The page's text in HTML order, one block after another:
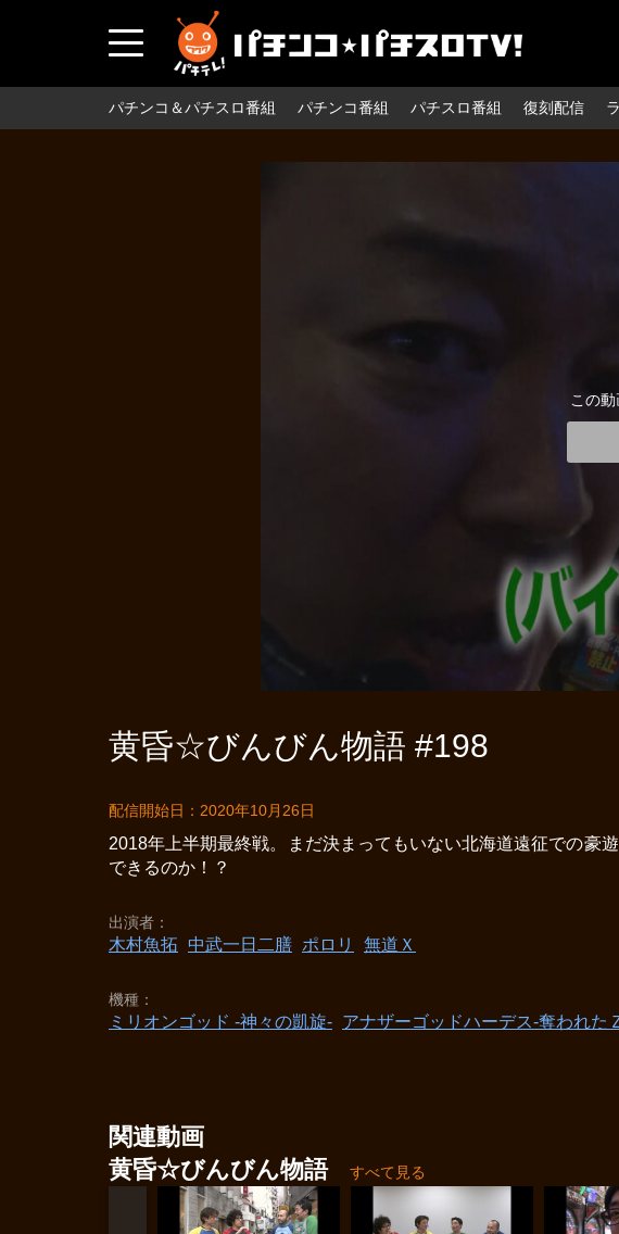
パチンコ＆パチスロ番組 パチンコ番組 パチスロ番組 復刻配信
この
黄昏☆びんびん物語 #198
配信開始日：2020年10月26日
2018年上半期最終戦。まだ決まってもいない北海道遠征での豪
できるのか！？
出演者
木村魚拓 中武一日二膳 ポロリ 無道Ｘ
機種
ミリオンゴッド -神々の凱旋- アナザーゴッドハーデス-奪われた
関連動画
黄昏☆びんびん物語
すべて見る